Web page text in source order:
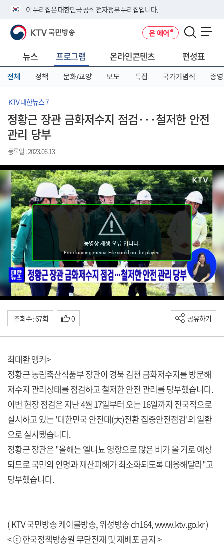
이 누리집은 대한민국 공식 전자정부 누리집입니다.
공식 누리집 주소 확인하기
니다.
이밖에 or.kr 또는 .kr등 다른 도메인 주소를 사용하고 있다면 아래 URL에
서 도메인 주소를 확인해 보세요
KTV 국민방송 온 에어
뉴스 프로그램 온라인콘텐츠 편성표
전체 정책 문화/교양 보도 특집 국가기념식 종영
KTV 대한뉴스 7
정황근 장관 금화저수지 점검···철저한 안전
관리 당부
등록일 : 2023.06.13
조회수 : 67회 0 공유하기
최대환 앵커>
정황근 농림축산식품부 장관이 경북 김천 금화저수지를 방문해
저수지 관리상태를 점검하고 철저한 안전 관리를 당부했습니다.
이번 현장 점검은 지난 4월 17일부터 오는 16일까지 전국적으로
실시하고 있는 '대한민국 안전대(大)전환 집중안전점검'의 일환
으로 실시됐습니다.
정황근 장관은 "올해는 엘니뇨 영향으로 많은 비가 올 거로 예상
되므로 국민의 인명과 재산피해가 최소화되도록 대응해달라"고
당부했습니다.
( KTV 국민방송 케이블방송, 위성방송 ch164,www.ktv.go.kr)
< ⓒ 한국정책방송원 무단전재 및 재배포 금지 >